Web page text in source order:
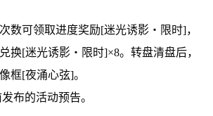
数可领取进度奖励[迷光诱影・限时]，
换[迷光诱影・限时]×8。转盘清盘后，
框[夜涌心弦]。
布的活动预告。